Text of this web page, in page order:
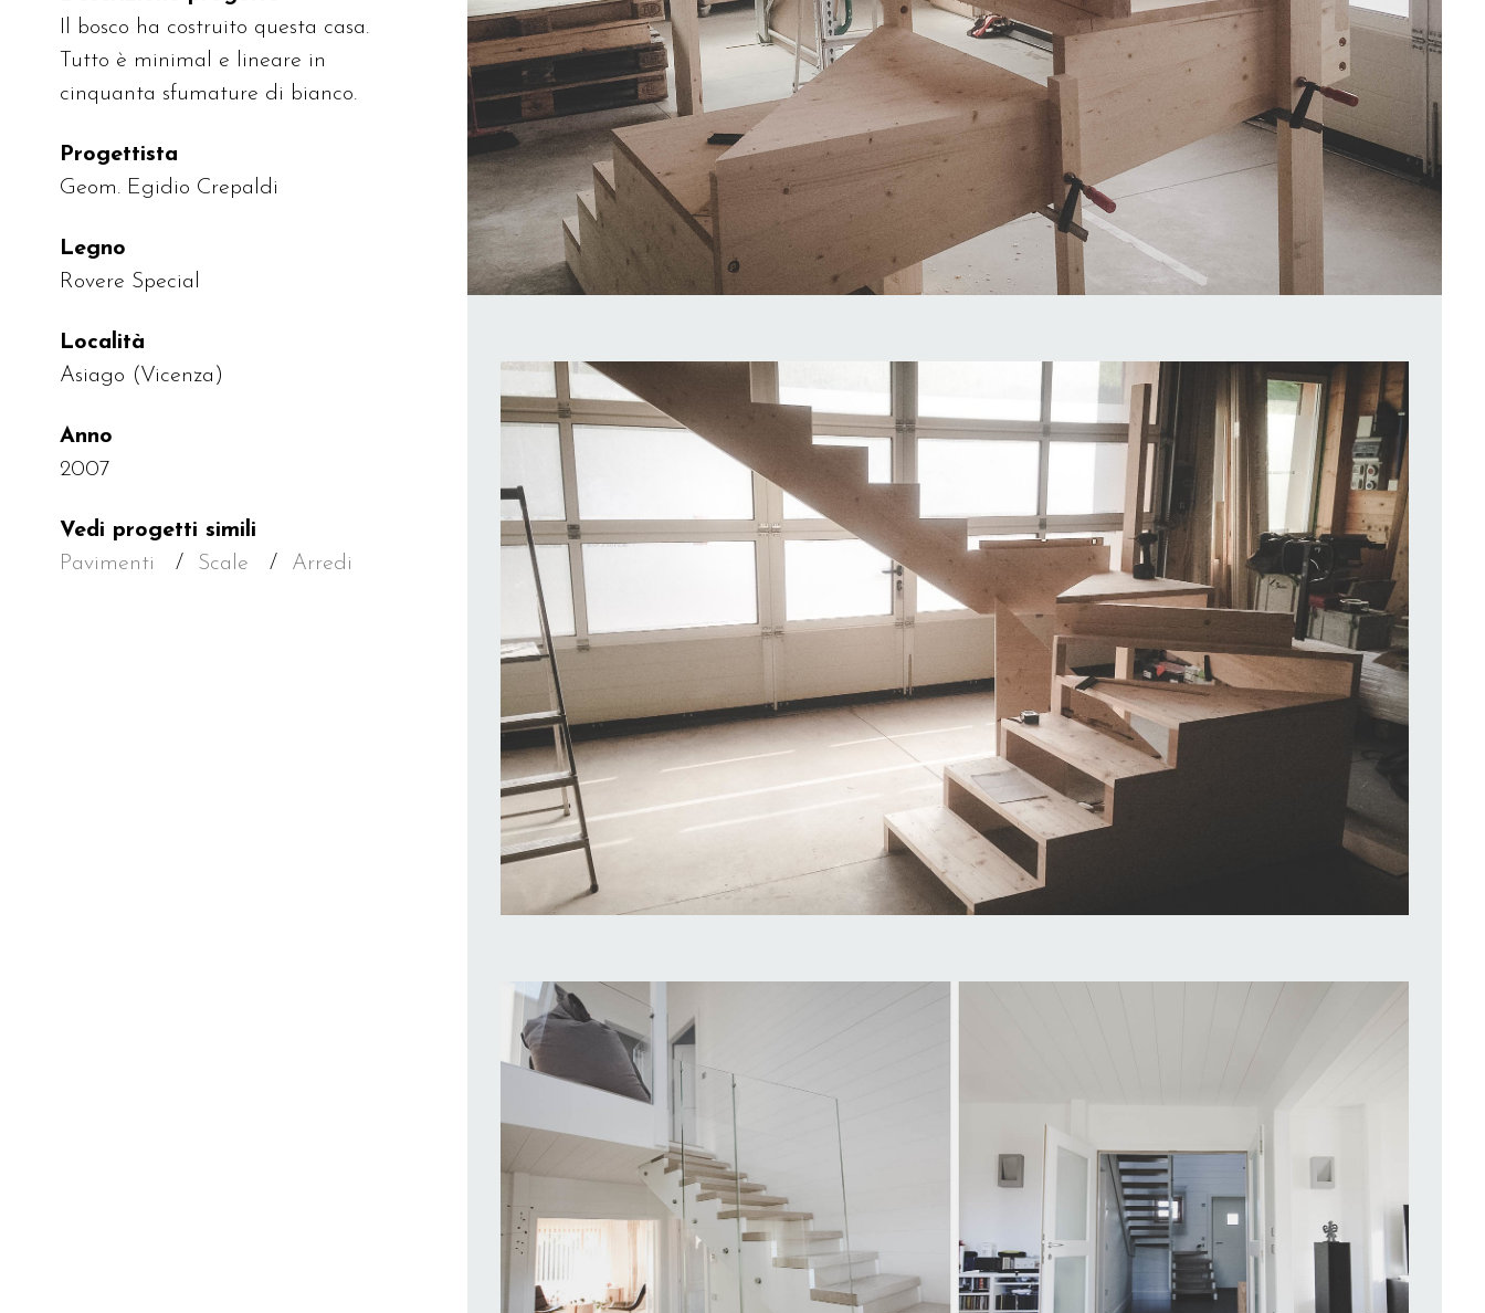
Il bosco ha costruito questa casa.
Tutto è minimal e lineare in
cinquanta sfumature di bianco.
Progettista
Geom. Egidio Crepaldi
Legno
Rovere Special
Località
Asiago (Vicenza)
Anno
2007
Vedi progetti simili
Pavimenti
Scale Arredi